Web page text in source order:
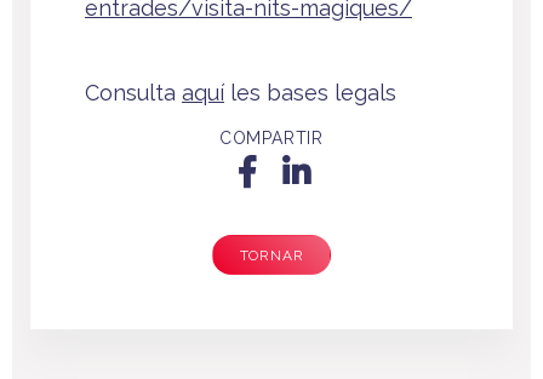
entrades/visita-nits-magiques/
Consulta aquí les bases legals
COMPARTIR
TORNAR